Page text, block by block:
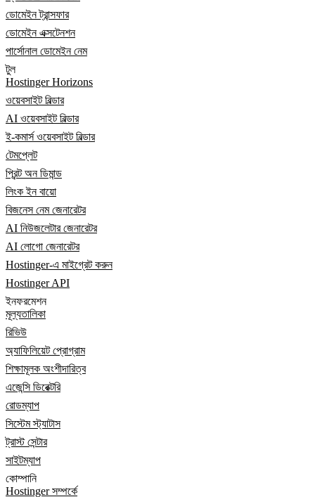
ডোমেইন ট্রান্সফার
ডোমেইন এক্সটেনশন
পার্সোনাল ডোমেইন নেম
টুল
Hostinger Horizons
ওয়েবসাইট বিল্ডার
AI ওয়েবসাইট বিল্ডার
ই-কমার্স ওয়েবসাইট বিল্ডার
টেমপ্লেট
প্রিন্ট অন ডিমান্ড
লিংক ইন বায়ো
বিজনেস নেম জেনারেটর
AI নিউজলেটার জেনারেটর
AI লোগো জেনারেটর
Hostinger-এ মাইগ্রেট করুন
Hostinger API
ইনফরমেশন
মূল্যতালিকা
রিভিউ
অ্যাফিলিয়েট প্রোগ্রাম
শিক্ষামূলক অংশীদারিত্ব
এজেন্সি ডিরেক্টরি
রোডম্যাপ
সিস্টেম স্ট্যাটাস
ট্রাস্ট সেন্টার
সাইটম্যাপ
কোম্পানি
Hostinger সম্পর্কে